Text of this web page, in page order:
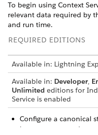
To begin using Context
relevant data required by
and run time.
REQUIRED EDITIONS
Available in: Lightning
Available in: Developer,
Unlimited editions for
Service is enabled
Configure a canonical
between your nodes